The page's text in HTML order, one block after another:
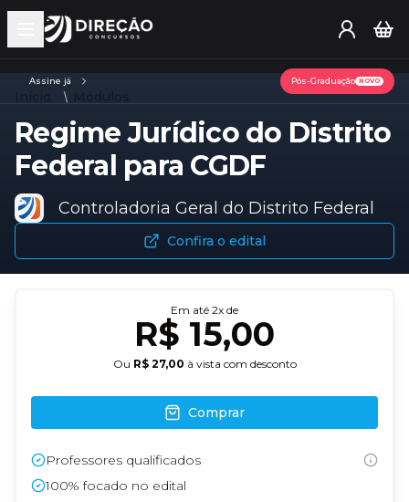
Open main menu
Assine já Pós-Graduação NOVO
Regime Jurídico do Distrito
Federal para CGDF
Controladoria Geral do Distrito Federal
Confira o edital
Em até 2x de
R$ 15,00
Ou R$ 27,00 à vista com desconto
Comprar
Professores qualificados
100% focado no edital